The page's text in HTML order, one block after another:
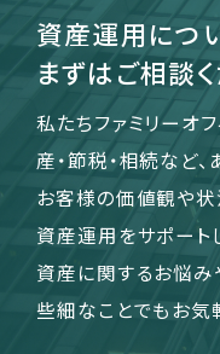
資産運用につ
まずはご相談く
私たちファミリーオ
産・節税・相続など
お客様の価値観や
資産運用をサポート
資産に関するお悩み
些細なことでもお気